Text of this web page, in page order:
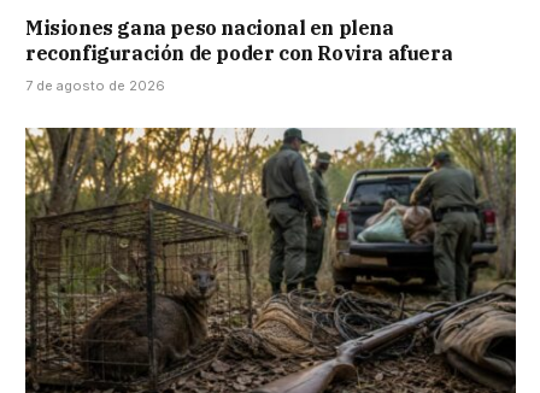
Misiones gana peso nacional en plena
reconfiguración de poder con Rovira afuera
7 de agosto de 2026